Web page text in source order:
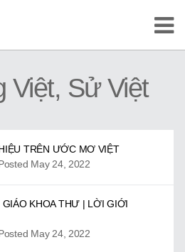
Việt
Việt, Sử Việt
TRÊN ƯỚC MƠ VIỆT
May 24, 2022
GIÁO KHOA THƯ | LỜI GIỚI
May 24, 2022